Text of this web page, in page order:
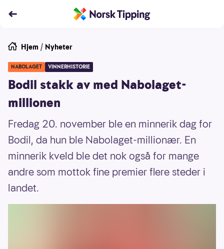
Hjem / Nyheter
NABOLAGET VINNERHISTORIE
Bodil stakk av med Nabolaget-
millionen
Fredag 20. november ble en minnerik dag for
Bodil, da hun ble Nabolaget-millionær. En
minnerik kveld ble det nok også for mange
andre som mottok fine premier flere steder i
landet.